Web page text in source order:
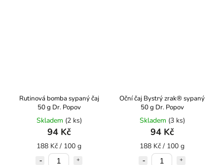
Rutinová bomba sypaný čaj
50 g Dr. Popov
Skladem (2 ks)
94 Kč
188 Kč / 100 g
Oční čaj Bystrý zrak® sypaný
50 g Dr. Popov
Skladem (3 ks)
94 Kč
188 Kč / 100 g